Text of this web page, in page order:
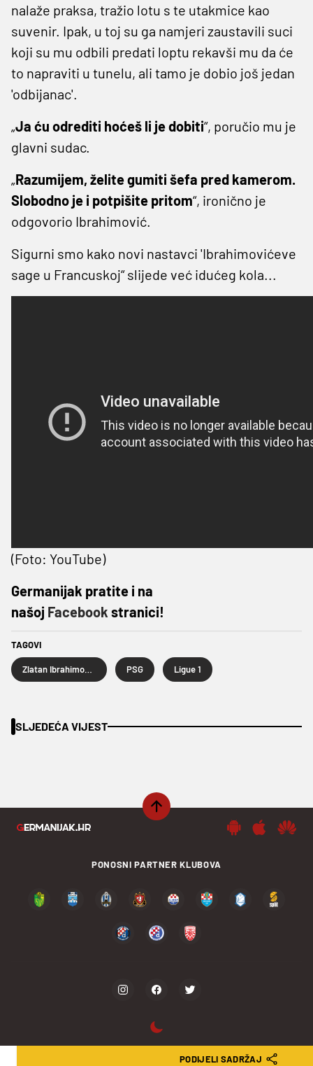
nalaže praksa, tražio lotu s te utakmice kao
suvenir. Ipak, u toj su ga namjeri zaustavili suci
koji su mu odbili predati loptu rekavši mu da će
to napraviti u tunelu, ali tamo je dobio još jedan
'odbijanac'.
„Ja ću odrediti hoćeš li je dobiti“, poručio mu je
glavni sudac.
„Razumijem, želite gumiti šefa pred kamerom.
Slobodno je i potpišite pritom“, ironično je
odgovorio Ibrahimović.
Sigurni smo kako novi nastavci 'Ibrahimovićeve
sage u Francuskoj“ slijede već idućeg kola...
(Foto: YouTube)
Germanijak pratite i na
našoj Facebook stranici!
TAGOVI
PSG Ligue 1
SLJEDEĆA VIJEST
PODIJELI SADRŽAJ
PONOSNI PARTNER KLUBOVA